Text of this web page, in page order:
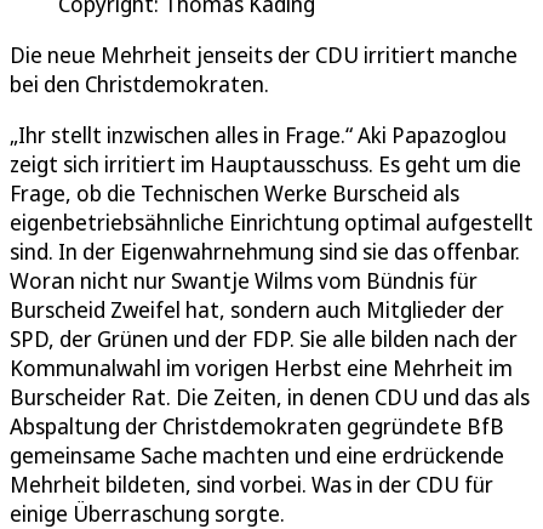
Die neue Mehrheit jenseits der CDU irritiert manche
bei den Christdemokraten.
„Ihr stellt inzwischen alles in Frage.“ Aki Papazoglou
zeigt sich irritiert im Hauptausschuss. Es geht um die
Frage, ob die Technischen Werke Burscheid als
eigenbetriebsähnliche Einrichtung optimal aufgestellt
sind. In der Eigenwahrnehmung sind sie das offenbar.
Woran nicht nur Swantje Wilms vom Bündnis für
Burscheid Zweifel hat, sondern auch Mitglieder der
SPD, der Grünen und der FDP. Sie alle bilden nach der
Kommunalwahl im vorigen Herbst eine Mehrheit im
Burscheider Rat. Die Zeiten, in denen CDU und das als
Abspaltung der Christdemokraten gegründete BfB
gemeinsame Sache machten und eine erdrückende
Mehrheit bildeten, sind vorbei. Was in der CDU für
einige Überraschung sorgte.